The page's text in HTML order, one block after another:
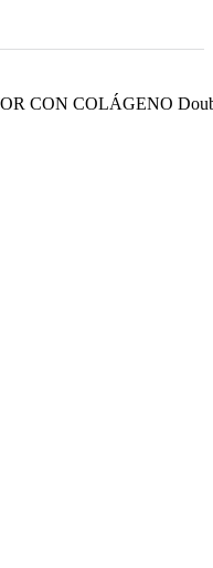
CON COLÁGENO